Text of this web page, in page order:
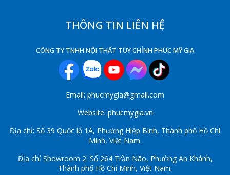
THÔNG TIN LIÊN HỆ
CÔNG TY TNHH NỘI THẤT TÙY CHỈNH PHÚC MỸ GIA
Email: phucmygia@gmail.com
Website: phucmygia.vn
Địa chỉ: Số 39 Quốc lộ 1A, Phường Hiệp Bình, Thành phố Hồ Chí
Minh, Việt Nam.
Địa chỉ Showroom 2: Số 264 Trần Não, Phường An Khánh,
Thành phố Hồ Chí Minh, Việt Nam.